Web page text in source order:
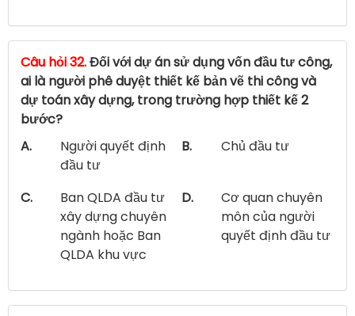
Câu hỏi 32.Đối với dự án sử dụng vốn đầu tư công,
ai là người phê duyệt thiết kế bản vẽ thi công và
dự toán xây dựng, trong trường hợp thiết kế 2
bước?
A.
Người quyết định
đầu tư
B. Chủ đầu tư
C.
Ban QLDA đầu tư
xây dựng chuyên
ngành hoặc Ban
QLDA khu vực
D.
Cơ quan chuyên
môn của người
quyết định đầu tư